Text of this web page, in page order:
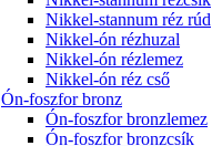
Nikkel-stannum réz rúd
Nikkel-ón rézhuzal
Nikkel-ón rézlemez
Nikkel-ón réz cső
Ón-foszfor bronz
Ón-foszfor bronzlemez
Ón-foszfor bronzcsík